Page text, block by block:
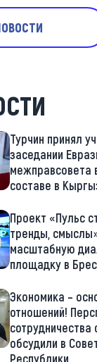
Турчин принял
заседании
межправсовета
составе в
Проект «Пульс
тренды,
масштабную
площадку в
Экономика –
отношений!
обсудили в
Республики